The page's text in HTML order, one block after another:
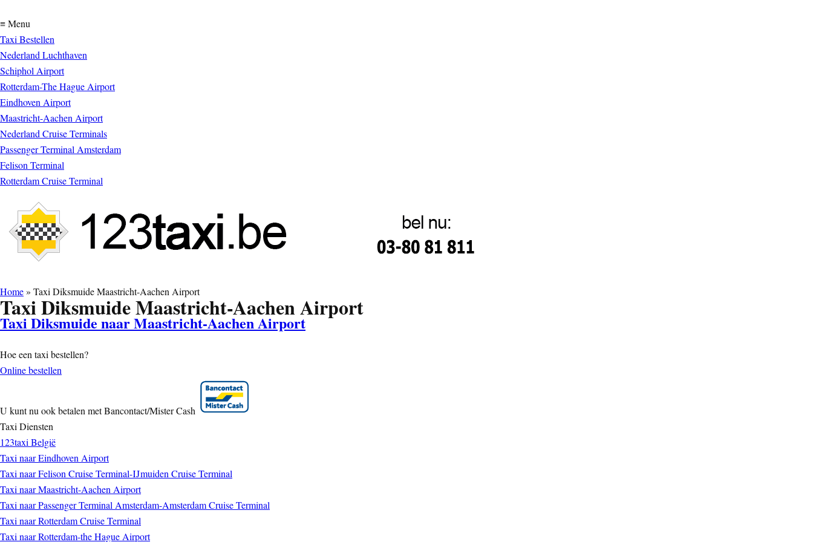
≡ Menu
Taxi Bestellen
Nederland Luchthaven
Schiphol Airport
Rotterdam-The Hague Airport
Eindhoven Airport
Maastricht-Aachen Airport
Nederland Cruise Terminals
Passenger Terminal Amsterdam
Felison Terminal
Rotterdam Cruise Terminal
Home» Taxi Diksmuide Maastricht-Aachen Airport
Taxi Diksmuide Maastricht-Aachen Airport
Taxi Diksmuide naar Maastricht-Aachen Airport
Hoe een taxi bestellen?
Online bestellen
U kunt nu ook betalen met Bancontact/Mister Cash
Taxi Diensten
123taxi België
Taxi naar Eindhoven Airport
Taxi naar Felison Cruise Terminal-IJmuiden Cruise Terminal
Taxi naar Maastricht-Aachen Airport
Taxi naar Passenger Terminal Amsterdam-Amsterdam Cruise Terminal
Taxi naar Rotterdam Cruise Terminal
Taxi naar Rotterdam-the Hague Airport